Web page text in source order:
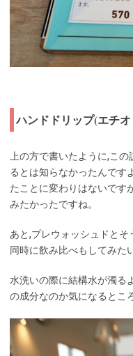
ハンドドリップ(エチ
上の方で書いたように,こ
るとは知らなかったんです
たことに変わりはないです
みたかったですね。
あと,プレウォッシュドと
同時に飲み比べもしてみた
水洗いの際に結構水が濁る
の成分なのか気になるとこ